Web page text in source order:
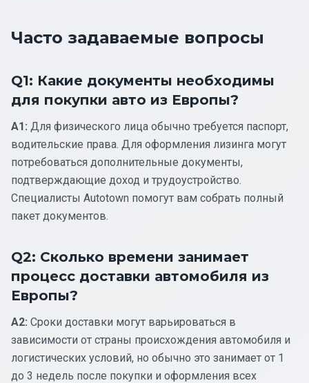
Часто задаваемые вопросы
Q1: Какие документы необходимы
для покупки авто из Европы?
A1: Для физического лица обычно требуется паспорт,
водительские права. Для оформления лизинга могут
потребоваться дополнительные документы,
подтверждающие доход и трудоустройство.
Специалисты Autotown помогут вам собрать полный
пакет документов.
Q2: Сколько времени занимает
процесс доставки автомобиля из
Европы?
A2: Сроки доставки могут варьироваться в
зависимости от страны происхождения автомобиля и
логистических условий, но обычно это занимает от 1
до 3 недель после покупки и оформления всех